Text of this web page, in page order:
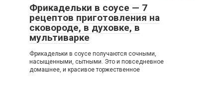
Фрикадельки в соусе — 7
рецептов приготовления на
сковороде, в духовке, в
мультиварке
Фрикадельки в соусе получаются сочными,
насыщенными, сытными. Это и повседневное
домашнее, и красивое торжественное